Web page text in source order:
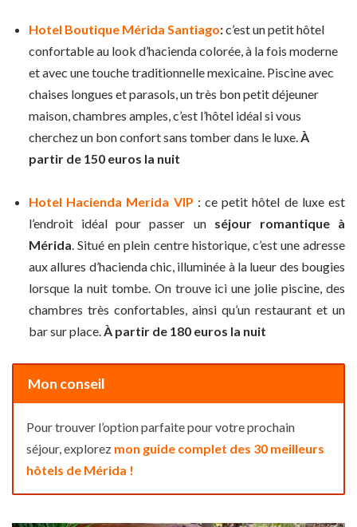
Hotel Boutique Mérida Santiago:c’est un petit hôtel
confortable au look d’hacienda colorée, à la fois moderne
et avec une touche traditionnelle mexicaine. Piscine avec
chaises longues et parasols, un très bon petit déjeuner
maison, chambres amples, c’est l’hôtel idéal si vous
cherchez un bon confort sans tomber dans le luxe. À
partir de 150 euros la nuit
Hotel Hacienda Merida VIP : ce petit hôtel de luxe est
l’endroit idéal pour passer un séjour romantique à
Mérida. Situé en plein centre historique, c’est une adresse
aux allures d’hacienda chic, illuminée à la lueur des bougies
lorsque la nuit tombe. On trouve ici une jolie piscine, des
chambres très confortables, ainsi qu’un restaurant et un
bar sur place.À partir de 180 euros la nuit
Mon conseil
Pour trouver l’option parfaite pour votre prochain
séjour, explorez mon guide complet des 30 meilleurs
hôtels de Mérida !